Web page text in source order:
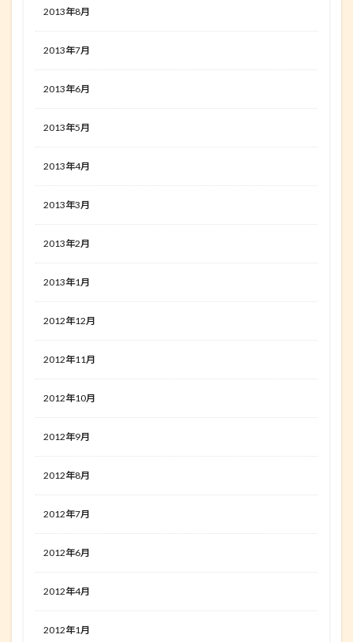
2013年8月
2013年7月
2013年6月
2013年5月
2013年4月
2013年3月
2013年2月
2013年1月
2012年12月
2012年11月
2012年10月
2012年9月
2012年8月
2012年7月
2012年6月
2012年4月
2012年1月